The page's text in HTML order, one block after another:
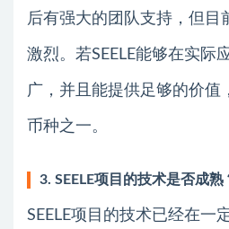
后有强大的团队支持，但目
激烈。若SEELE能够在实际
广，并且能提供足够的价值
币种之一。
3. SEELE项目的技术是否成熟
SEELE项目的技术已经在一